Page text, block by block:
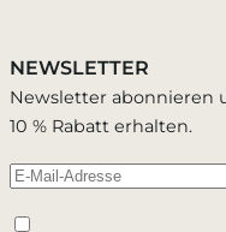
Du wirst per E-Mail
Artikel wieder
NEWSLETTER
Newsletter abonnieren
10 % Rabatt erhalten.